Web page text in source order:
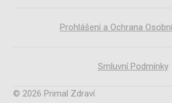
Prohlášení a Ochrana
Smluvní Podmínky
© 2026 Primal Zdraví